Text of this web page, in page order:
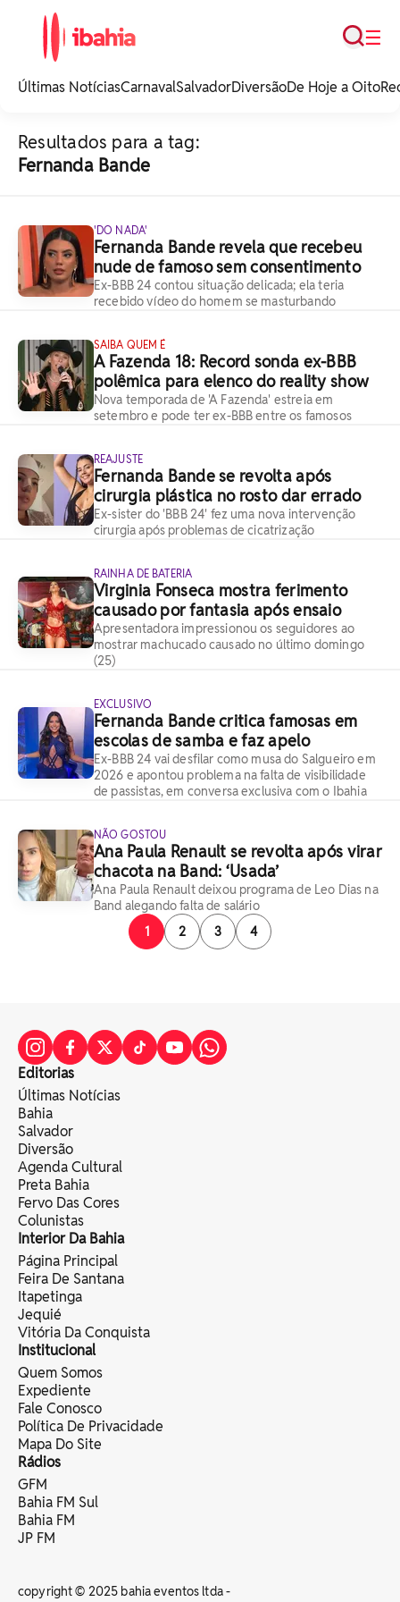
noticias e
☰
Busca
Últimas NotíciasCarnavalSalvadorDiversãoDe Hoje a Oito
Resultados para a tag:
Fernanda Bande
'DO NADA'
Fernanda Bande revela que recebeu
nude de famoso sem consentimento
Ex-BBB 24 contou situação delicada; ela teria
recebido vídeo do homem se masturbando
SAIBA QUEM É
A Fazenda 18: Record sonda ex-BBB
polêmica para elenco do reality show
Nova temporada de 'A Fazenda' estreia em
setembro e pode ter ex-BBB entre os famosos
REAJUSTE
Fernanda Bande se revolta após
cirurgia plástica no rosto dar errado
Ex-sister do 'BBB 24' fez uma nova intervenção
cirurgia após problemas de cicatrização
RAINHA DE BATERIA
Virginia Fonseca mostra ferimento
causado por fantasia após ensaio
Apresentadora impressionou os seguidores ao
mostrar machucado causado no último domingo
(25)
EXCLUSIVO
Fernanda Bande critica famosas em
escolas de samba e faz apelo
Ex-BBB 24 vai desfilar como musa do Salgueiro em
2026 e apontou problema na falta de visibilidade
de passistas, em conversa exclusiva com o Ibahia
NÃO GOSTOU
Ana Paula Renault se revolta após virar
chacota na Band: ‘Usada’
Ana Paula Renault deixou programa de Leo Dias na
Band alegando falta de salário
1
2 3 4
Editorias
Últimas Notícias
Bahia
Salvador
Diversão
Agenda Cultural
Preta Bahia
Fervo Das Cores
Colunistas
Interior Da Bahia
Página Principal
Feira De Santana
Itapetinga
Jequié
Vitória Da Conquista
Institucional
Quem Somos
Expediente
Fale Conosco
Política De Privacidade
Mapa Do Site
Rádios
GFM
Bahia FM Sul
Bahia FM
JP FM
copyright © 2025 bahia eventos ltda -